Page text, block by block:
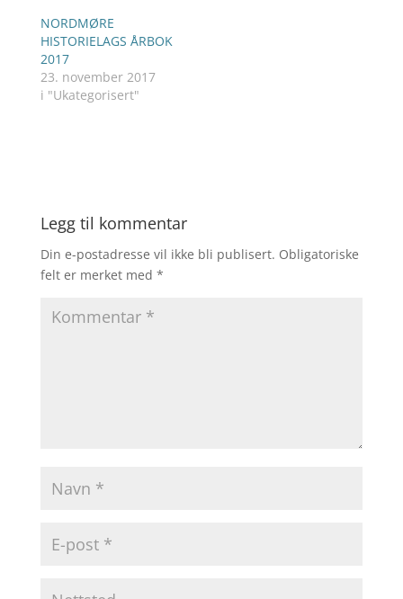
NORDMØRE
HISTORIELAGS ÅRBOK
2017
23. november 2017
i "Ukategorisert"
Legg til kommentar
Din e-postadresse vil ikke bli publisert. Obligatoriske
felt er merket med *